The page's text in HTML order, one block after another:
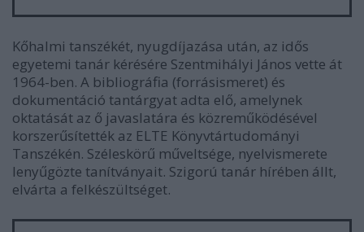
Kőhalmi tanszékét, nyugdíjazása után, az idős
egyetemi tanár kérésére Szentmihályi János vette át
1964-ben. A bibliográfia (forrásismeret) és
dokumentáció tantárgyat adta elő, amelynek
oktatását az ő javaslatára és közreműködésével
korszerűsítették az ELTE Könyvtártudományi
Tanszékén. Széleskörű műveltsége, nyelvismerete
lenyűgözte tanítványait. Szigorú tanár hírében állt,
elvárta a felkészültséget.